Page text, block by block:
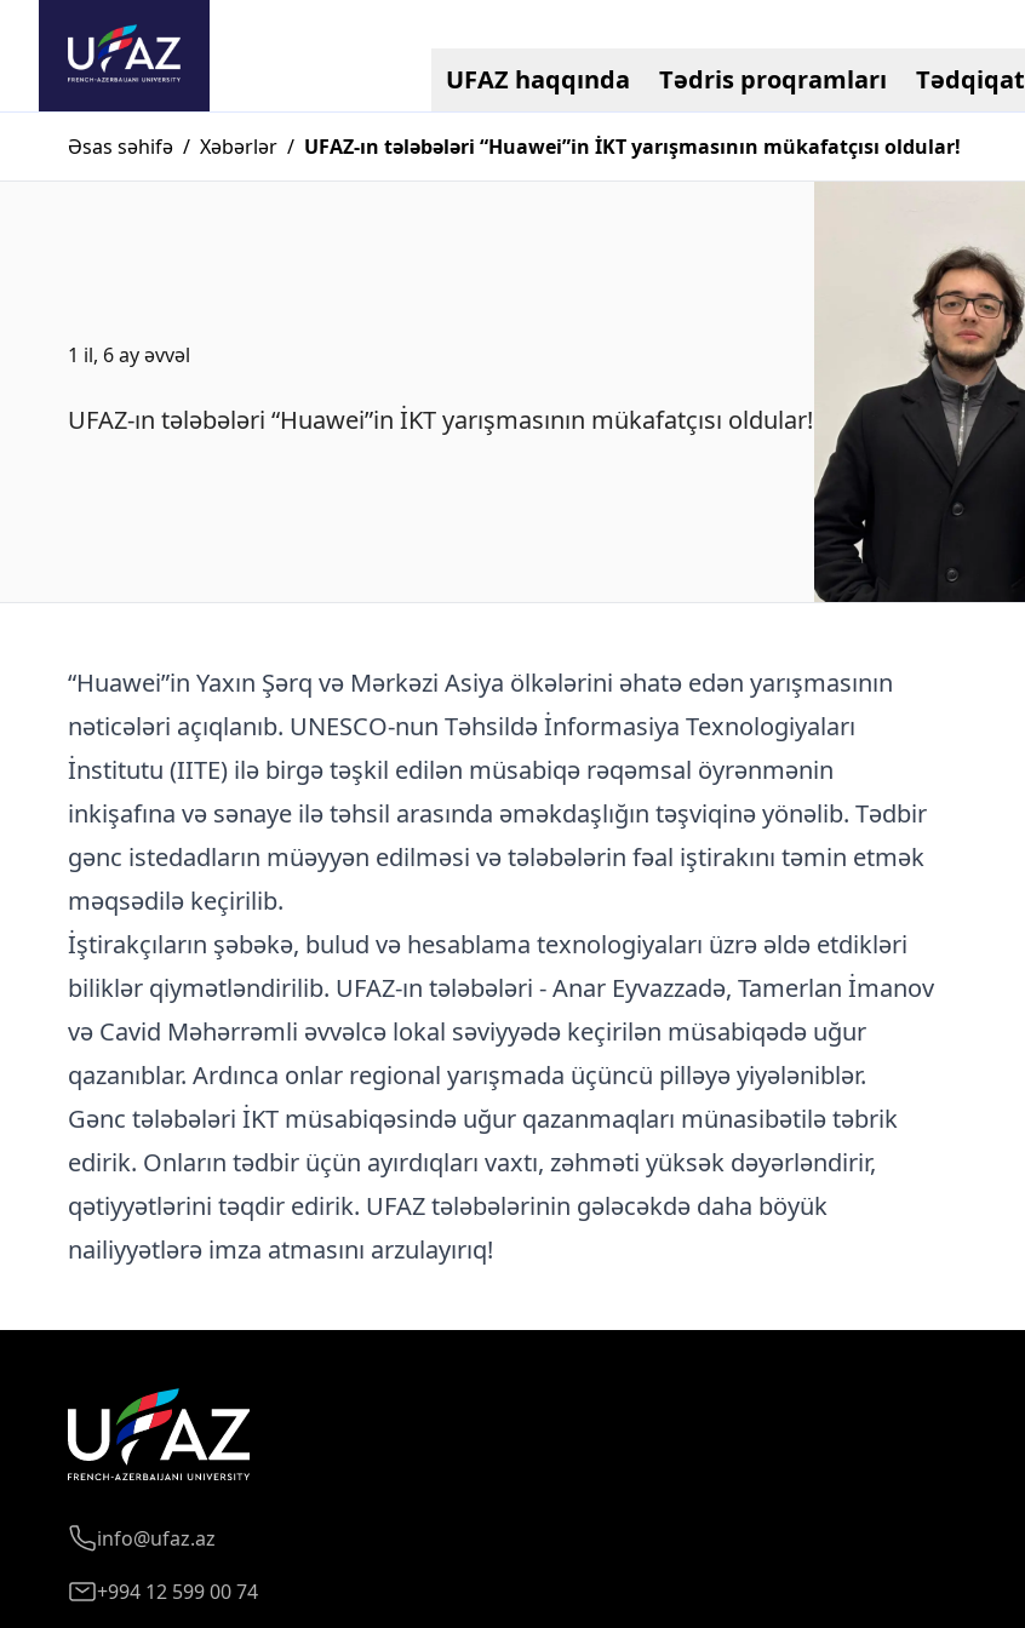
UFAZ haqqında Tədris proqramları Tədqiqat
Əsas səhifə / Xəbərlər / UFAZ-ın tələbələri “Huawei”in İKT yarışmasının mükafatçısı oldular!
1 il, 6 ay əvvəl
UFAZ-ın tələbələri “Huawei”in İKT yarışmasının mükafatçısı oldular!
“Huawei”in Yaxın Şərq və Mərkəzi Asiya ölkələrini əhatə edən yarışmasının
nəticələri açıqlanıb. UNESCO-nun Təhsildə İnformasiya Texnologiyaları
İnstitutu (IITE) ilə birgə təşkil edilən müsabiqə rəqəmsal öyrənmənin
inkişafına və sənaye ilə təhsil arasında əməkdaşlığın təşviqinə yönəlib. Tədbir
gənc istedadların müəyyən edilməsi və tələbələrin fəal iştirakını təmin etmək
məqsədilə keçirilib.
İştirakçıların şəbəkə, bulud və hesablama texnologiyaları üzrə əldə etdikləri
biliklər qiymətləndirilib. UFAZ-ın tələbələri - Anar Eyvazzadə, Tamerlan İmanov
və Cavid Məhərrəmli əvvəlcə lokal səviyyədə keçirilən müsabiqədə uğur
qazanıblar. Ardınca onlar regional yarışmada üçüncü pilləyə yiyələniblər.
Gənc tələbələri İKT müsabiqəsində uğur qazanmaqları münasibətilə təbrik
edirik. Onların tədbir üçün ayırdıqları vaxtı, zəhməti yüksək dəyərləndirir,
qətiyyətlərini təqdir edirik. UFAZ tələbələrinin gələcəkdə daha böyük
nailiyyətlərə imza atmasını arzulayırıq!
info@ufaz.az
+994 12 599 00 74